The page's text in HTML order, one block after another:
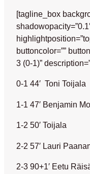
[tagline_box
buttoncolor=””
3 (0-1)”
0-1 44′ Toni Toijala
1-1 47′ Benjamin
1-2 50′ Toijala
2-2 57′ Lauri
2-3 90+1′ Eetu